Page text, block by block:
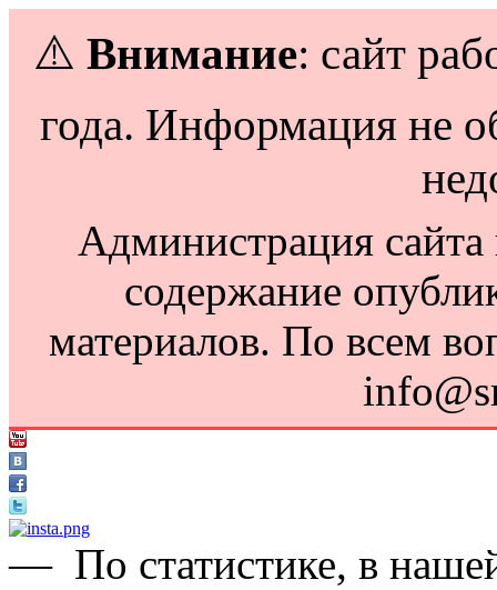
⚠️ Внимание: сайт
года. Информация не
Администрация сайта
содержание
материалов. По всем
— По статистике, в